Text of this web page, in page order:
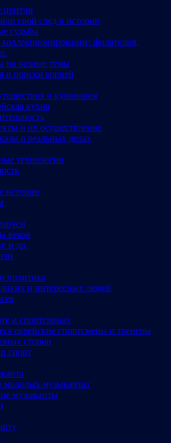
притчи
свой след в истории
судьбы
коллекционирование: филателия,
на разные темы
и поиски корней
и кулинария
кухня
и их осуществление
о реальных делах
технологии
истории
веков
и др.
политика
и интересных людей
и спортсменах
еврейские спортсмены и тренеры
сторон
спорт
молодых музыкантах
музыканты